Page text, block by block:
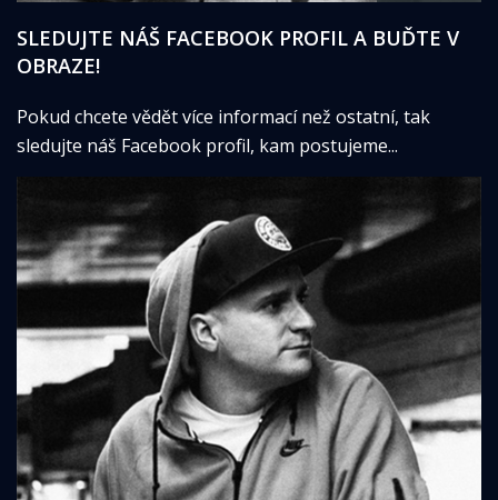
SLEDUJTE NÁŠ FACEBOOK PROFIL A BUĎTE V
OBRAZE!
Pokud chcete vědět více informací než ostatní, tak
sledujte náš Facebook profil, kam postujeme...